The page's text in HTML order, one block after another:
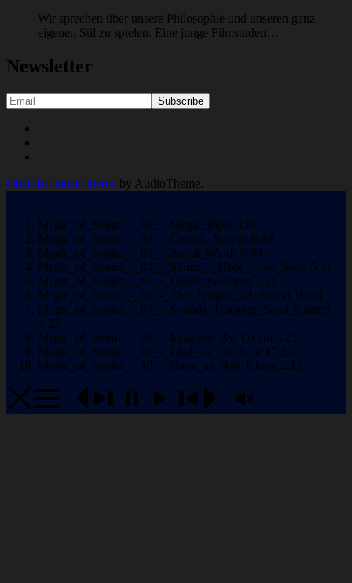
Wir sprechen über unsere Philosophie und unseren ganz
eigenen Stil zu spielen. Eine junge Filmstuden…
Newsletter
Social
Media
Obsidian music theme by AudioTheme.
Magic_of_Sound_-_01_-_Magic_Pipes 1:00
Magic_of_Sound_-_02_-_Cosmic_Strings 6:48
Magic_of_Sound_-_03_-_Astral_Winds 6:44
Magic_of_Sound_-_04_-_Shima_-_Hopi_Love_Song 5:31
Magic_of_Sound_-_05_-_Desert_Goddess 7:21
Magic_of_Sound_-_06_-_The_Temple_Of_Sound 10:34
Magic_of_Sound_-_07_-_Sounds_Tracking_Sand_Castles
4:23
Magic_of_Sound_-_08_-_Initiation_By_Oxum 4:21
Magic_of_Sound_-_09_-_Lied_an_die_Erde 17:20
Magic_of_Sound_-_10_-_Dank_an_den_Klang 4:43